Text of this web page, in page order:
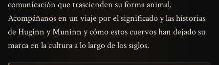
comunicación que trascienden su forma animal.
Acompáñanos en un viaje por el significado y las historias
de Huginn y Muninn y cómo estos cuervos han dejado su
marca en la cultura a lo largo de los siglos.